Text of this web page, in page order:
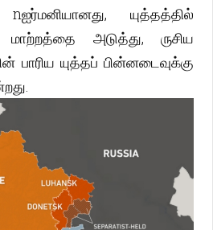
யுத்தத்தில்
மாற்றத்தை அடுத்து, ருசிய
பாரிய யுத்தப் பின்னடைவுக்கு